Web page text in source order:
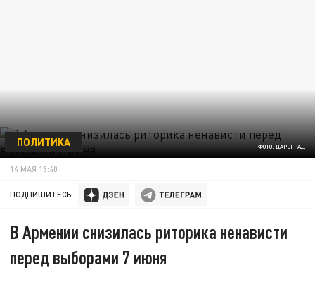
ФОТО: ЦАРЬГРАД
ПОЛИТИКА
14 МАЯ 13:40
ПОДПИШИТЕСЬ:
В Армении снизилась риторика ненависти
перед выборами 7 июня